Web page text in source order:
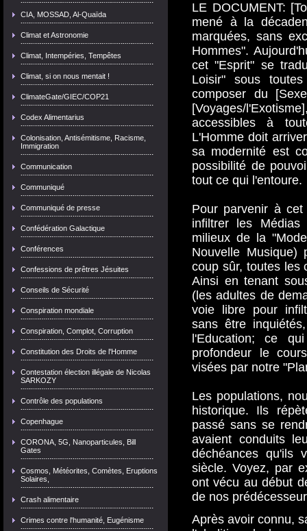
CIA, MOSSAD, Al-Quaïda
Climat et Astronomie
Climat, Intempéries, Tempêtes
Climat, si on nous mentait !
ClimateGate/GIEC/COP21
Codex Alimentarius
Colonisation, Antisémitisme, Racisme,
Immigration
Communication
Communiqué
Communiqué de presse
Confédération Galactique
Conférences
Confessions de prêtres Jésuites
Conseils de Sécurité
Conspiration mondiale
Conspiration, Complot, Corruption
Constitution des Droits de l'Homme
Contestation élection illégale de Nicolas
SARKOZY
Contrôle des populations
Copenhague
CORONA, 5G, Nanoparticules, Bill
Gates
Cosmos, Météorites, Comètes, Eruptions
Solaires,
Crash alimentaire
Crimes contre l'humanité, Eugénisme
LE DOCUMENT:
mené à la
marquées, sans
Hommes".
cet "Esprit" se
Loisir" sous
composer du
[Voyages/
accessibles à
L'Homme doit
sa modernité est
possibilité de
tout ce qui l'entoure.
Pour parvenir à
infiltrer les Médias
milieux de la
Nouvelle Musique)
coup sûr, toutes les
Ainsi en tenant
(les adultes de
voie libre pour
sans être
l'Education; ce
profondeur le
visées par notre
Les populations,
historique. Ils
passé sans se
avaient conduits
déchéances
siècle. Voyez, par
ont vécu au début
de nos
Après avoir connu,